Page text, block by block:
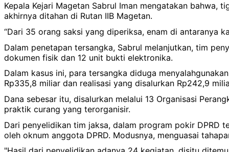
Kepala Kejari Magetan Sabrul Iman mengatakan bahwa,
akhirnya ditahan di Rutan IIB Magetan.
“Dari 35 orang saksi yang diperiksa, enam di antaranya
Dalam penetapan tersangka, Sabrul melanjutkan, tim
dokumen fisik dan 12 unit bukti elektronika.
Dalam kasus ini, para tersangka diduga
Rp335,8 miliar dan realisasi yang disalurkan Rp242,9
Dana sebesar itu, disalurkan melalui 13 Organisasi
praktik curang yang terorganisir.
Dari penyelidikan tim jaksa, dalam program pokir DPRD
oleh oknum anggota DPRD. Modusnya, menguasai